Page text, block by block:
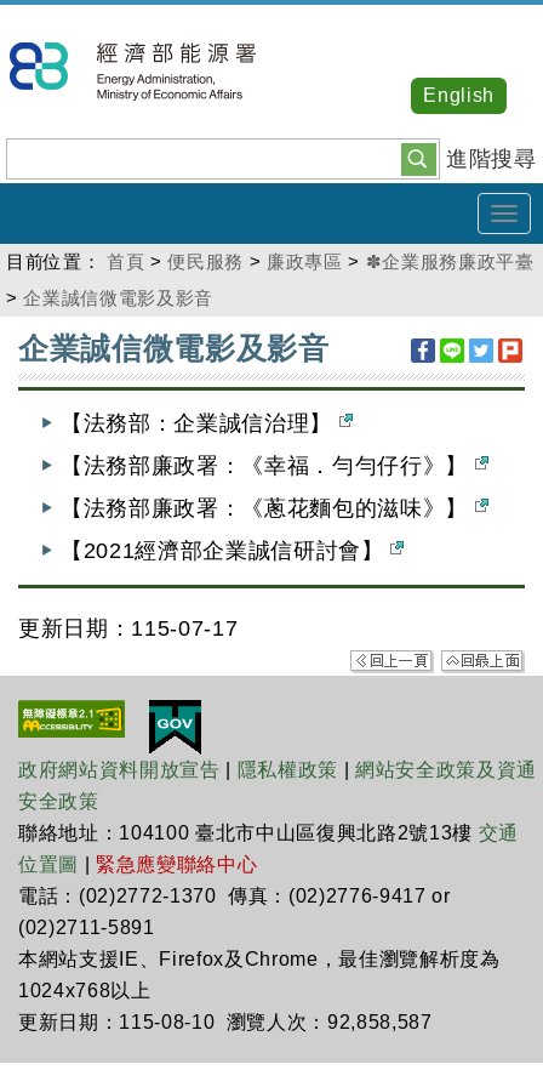
到
主
內
容
進階搜尋
English
目前位置： 首頁 >便民服務 > 廉政專區 > ✽企業服務廉政平臺
>企業誠信微電影及影音
:::
企業誠信微電影及影音
【法務部：企業誠信治理】
【法務部廉政署：《幸福．勻勻仔行》】
【法務部廉政署：《蔥花麵包的滋味》】
【2021經濟部企業誠信研討會】
更新日期：115-07-17
政府網站資料開放宣告 隱私權政策 |網站安全政策及資通
安全政策
聯絡地址：104100 臺北市中山區復興北路2號13樓 交通
位置圖
緊急應變聯絡中心
電話：(02)2772-1370 傳真：(02)2776-9417 or
(02)2711-5891
本網站支援IE、Firefox及Chrome，最佳瀏覽解析度為
1024x768以上
更新日期：115-08-10 瀏覽人次：92,858,587